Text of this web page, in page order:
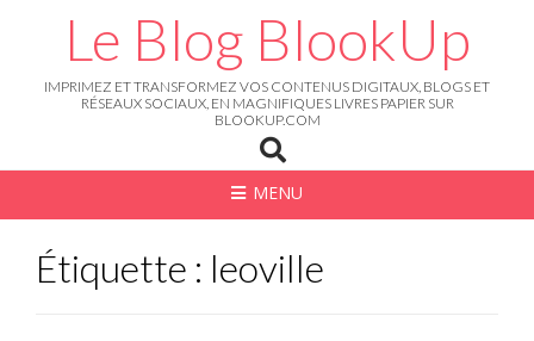
Le Blog BlookUp
IMPRIMEZ ET TRANSFORMEZ VOS CONTENUS DIGITAUX, BLOGS ET
RÉSEAUX SOCIAUX, EN MAGNIFIQUES LIVRES PAPIER SUR
BLOOKUP.COM
MENU
Étiquette : leoville